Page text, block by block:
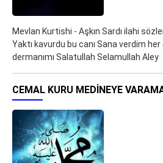
Mevlan Kurtishi - Aşkın Sardı ilahi
Yaktı kavurdu bu canı Sana verdim her
dermanımı Salatullah Selamullah Aley
CEMAL KURU MEDINEYE